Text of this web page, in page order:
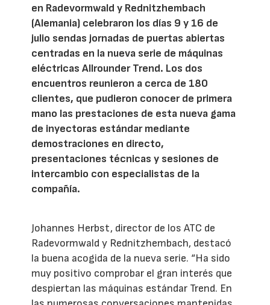
en Radevormwald y Rednitzhembach
(Alemania) celebraron los días 9 y 16 de
julio sendas jornadas de puertas abiertas
centradas en la nueva serie de máquinas
eléctricas Allrounder Trend. Los dos
encuentros reunieron a cerca de 180
clientes, que pudieron conocer de primera
mano las prestaciones de esta nueva gama
de inyectoras estándar mediante
demostraciones en directo,
presentaciones técnicas y sesiones de
intercambio con especialistas de la
compañía.
Johannes Herbst, director de los ATC de
Radevormwald y Rednitzhembach, destacó
la buena acogida de la nueva serie. “Ha sido
muy positivo comprobar el gran interés que
despiertan las máquinas estándar Trend. En